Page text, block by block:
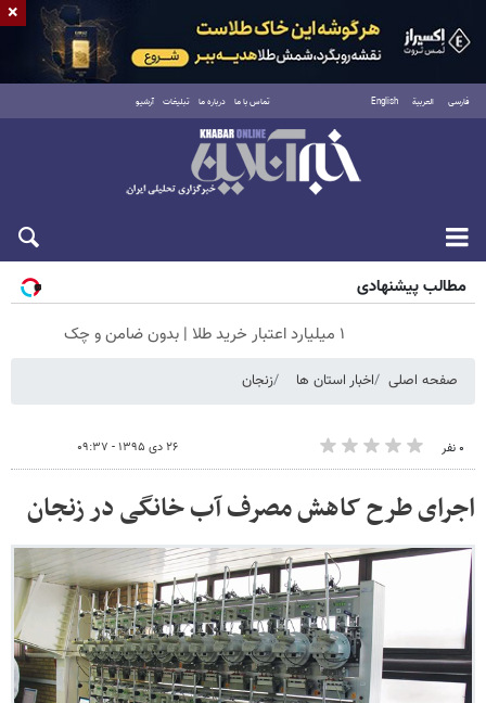
فارسی العربية English تماس با ما درباره ما تبلیغات آرشیو
جمعه ۱۶ مرداد ۱۴۰۵
مطالب پیشنهادی
۱ میلیارد اعتبار خرید طلا | بدون ضامن و چک
صفحه اصلی اخبار استان ها زنجان
۰ نفر ۲۶ دی ۱۳۹۵ - ۰۹:۳۷
اجرای طرح کاهش مصرف آب خانگی در زنجان
×